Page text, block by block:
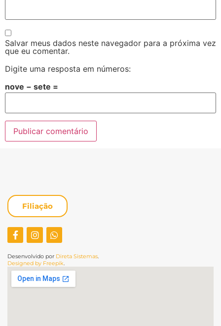
Salvar meus dados neste navegador para a próxima vez
que eu comentar.
Digite uma resposta em números:
nove − sete =
Filiação
Desenvolvido por Direta Sistemas.
Designed by Freepik.